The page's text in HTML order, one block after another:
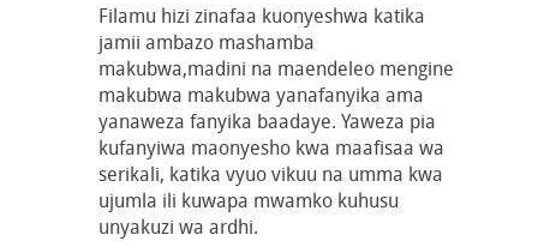
Filamu hizi zinafaa kuonyeshwa katika
jamii ambazo mashamba
makubwa,madini na maendeleo mengine
makubwa makubwa yanafanyika ama
yanaweza fanyika baadaye. Yaweza pia
kufanyiwa maonyesho kwa maafisaa wa
serikali, katika vyuo vikuu na umma kwa
ujumla ili kuwapa mwamko kuhusu
unyakuzi wa ardhi.